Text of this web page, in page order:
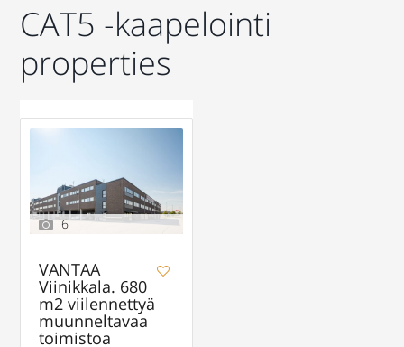
CAT5 -kaapelointi
properties
6
VANTAA
Viinikkala. 680
m2 viilennettyä
muunneltavaa
toimistoa